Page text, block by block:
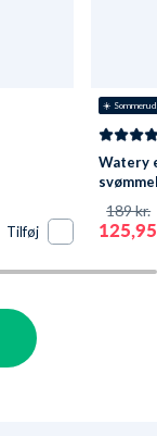
Tilføj
☀️
Watery
189 kr.